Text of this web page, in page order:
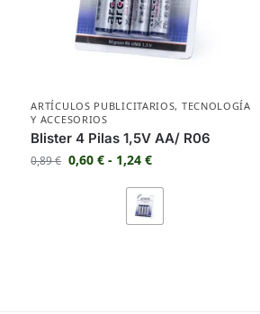
ARTÍCULOS PUBLICITARIOS, TECNOLOGÍA
Y ACCESORIOS
Blister 4 Pilas 1,5V AA/ R06
0,89€ 0,60€ - 1,24€